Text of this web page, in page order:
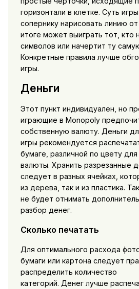
горизонтали в клетке. Суть
сопернику нарисовать линию
итоге может выиграть тот, кто
символов или начертит ту
Конкретные правила лучше
игры.
Деньги
Этот пункт индивидуален, но
играющие в Monopoly
собственную валюту. Деньги
игры рекомендуется
бумаге, различной по цвету
валюты. Хранить разрезанные
следует в разных ячейках,
из дерева, так и из пластика.
не будет отнимать
разбор денег.
Сколько печатать
Для оптимального расхода
бумаги или картона следует
распределить количество
категорий. Денег лучше